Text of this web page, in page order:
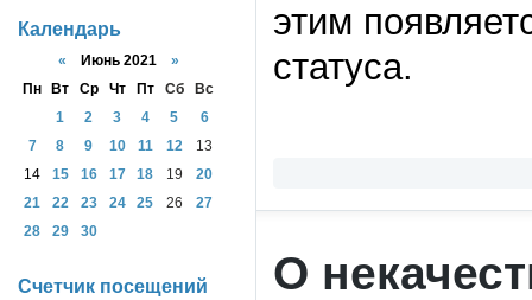
этим
статуса.
О
Календарь
« Июнь 2021 »
Пн
Вт Ср Чт Пт Сб
Вс
1
2 3 4 5
6
7
8 9 10 11 12
13
14
15 16 17 18 19
20
21
22 23 24 25 26
27
28
29 30
Счетчик посещений